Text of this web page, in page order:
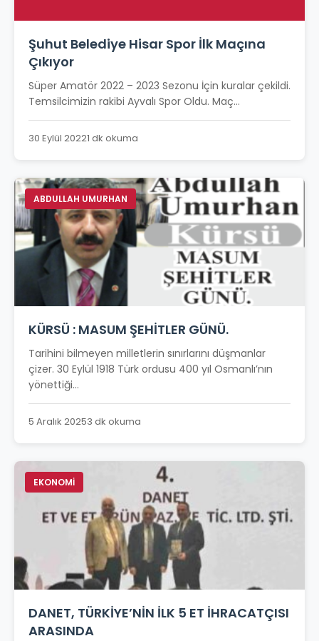
Şuhut Belediye Hisar Spor İlk Maçına
Çıkıyor
Süper Amatör 2022 – 2023 Sezonu İçin kuralar çekildi.
Temsilcimizin rakibi Ayvalı Spor Oldu. Maç...
30 Eylül 20221 dk okuma
ABDULLAH UMURHAN
KÜRSÜ : MASUM ŞEHİTLER GÜNÜ.
Tarihini bilmeyen milletlerin sınırlarını düşmanlar
çizer. 30 Eylül 1918 Türk ordusu 400 yıl Osmanlı’nın
yönettiği...
5 Aralık 20253 dk okuma
EKONOMİ
DANET, TÜRKİYE’NİN İLK 5 ET İHRACATÇISI
ARASINDA